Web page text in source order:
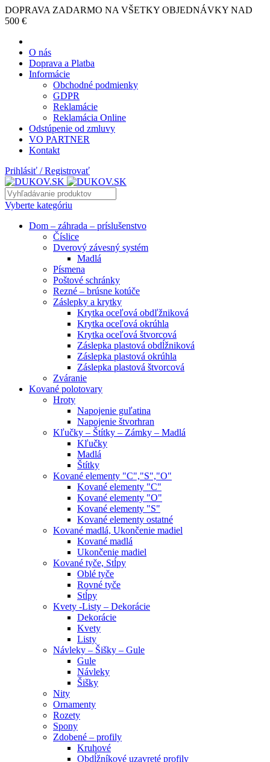
DOPRAVA ZADARMO NA VŠETKY OBJEDNÁVKY NAD
500 €
O nás
Doprava a Platba
Informácie
Obchodné podmienky
GDPR
Reklamácie
Reklamácia Online
Odstúpenie od zmluvy
VO PARTNER
Kontakt
Prihlásiť / Registrovať
Vyberte kategóriu
Dom – záhrada – príslušenstvo
Číslice
Dverový závesný systém
Madlá
Písmena
Poštové schránky
Rezné – brúsne kotúče
Záslepky a krytky
Krytka oceľová obdľžniková
Krytka oceľová okrúhla
Krytka oceľová štvorcová
Záslepka plastová obdĺžniková
Záslepka plastová okrúhla
Záslepka plastová štvorcová
Zváranie
Kované polotovary
Hroty
Napojenie guľatina
Napojenie štvorhran
Kľučky – Štítky – Zámky – Madlá
Kľučky
Madlá
Štítky
Kované elementy "C","S","O"
Kované elementy "C"
Kované elementy "O"
Kované elementy "S"
Kované elementy ostatné
Kované madlá, Ukončenie madiel
Kované madlá
Ukončenie madiel
Kované tyče, Stĺpy
Oblé tyče
Rovné tyče
Stĺpy
Kvety -Listy – Dekorácie
Dekorácie
Kvety
Listy
Návleky – Šišky – Gule
Gule
Návleky
Šišky
Nity
Ornamenty
Rozety
Spony
Zdobené – profily
Kruhové
Obdĺžníkové uzavreté profily